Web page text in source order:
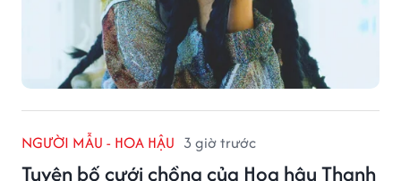
NGƯỜI MẪU - HOA HẬU 3 giờ trước
Tuyên bố cưới chồng của Hoa hậu Thanh